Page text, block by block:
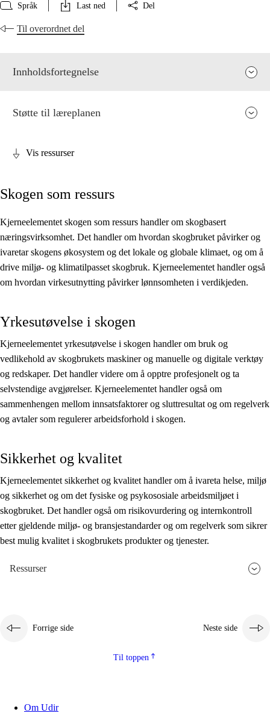
Språk Last ned Del
Til overordnet del
Innholdsfortegnelse
Kjerneelementer
Tverrfaglige temaer
Grunnleggende ferdigheter
Støtte til læreplanen
Vis ressurser
Skogen som ressurs
Kjerneelementet skogen som ressurs handler om skogbasert
næringsvirksomhet. Det handler om hvordan skogbruket påvirker og
ivaretar skogens økosystem og det lokale og globale klimaet, og om å
drive miljø- og klimatilpasset skogbruk. Kjerneelementet handler også
om hvordan virkesutnytting påvirker lønnsomheten i verdikjeden.
Yrkesutøvelse i skogen
Kjerneelementet yrkesutøvelse i skogen handler om bruk og
vedlikehold av skogbrukets maskiner og manuelle og digitale verktøy
og redskaper. Det handler videre om å opptre profesjonelt og ta
selvstendige avgjørelser. Kjerneelementet handler også om
sammenhengen mellom innsatsfaktorer og sluttresultat og om regelverk
og avtaler som regulerer arbeidsforhold i skogen.
Sikkerhet og kvalitet
Kjerneelementet sikkerhet og kvalitet handler om å ivareta helse, miljø
og sikkerhet og om det fysiske og psykososiale arbeidsmiljøet i
skogbruket. Det handler også om risikovurdering og internkontroll
etter gjeldende miljø- og bransjestandarder og om regelverk som sikrer
best mulig kvalitet i skogbrukets produkter og tjenester.
Ressurser
Forrige side Neste side
Til toppen
Om Udir